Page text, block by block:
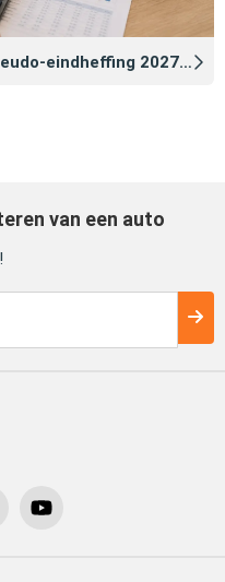
2027: zo voorkomt u dat
van een auto